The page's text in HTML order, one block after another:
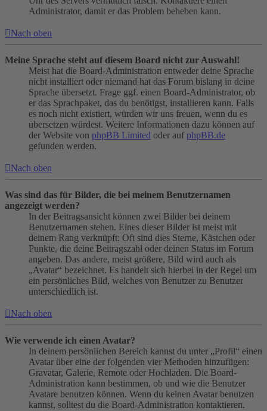
Administrator, damit er das Problem beheben kann.
Nach oben
Meine Sprache steht auf diesem Board nicht zur Auswahl!
Meist hat die Board-Administration entweder deine Sprache
nicht installiert oder niemand hat das Forum bislang in deine
Sprache übersetzt. Frage ggf. einen Board-Administrator, ob
er das Sprachpaket, das du benötigst, installieren kann. Falls
es noch nicht existiert, würden wir uns freuen, wenn du es
übersetzen würdest. Weitere Informationen dazu können auf
der Website von phpBB Limited oder auf phpBB.de
gefunden werden.
Nach oben
Was sind das für Bilder, die bei meinem Benutzernamen
angezeigt werden?
In der Beitragsansicht können zwei Bilder bei deinem
Benutzernamen stehen. Eines dieser Bilder ist meist mit
deinem Rang verknüpft: Oft sind dies Sterne, Kästchen oder
Punkte, die deine Beitragszahl oder deinen Status im Forum
angeben. Das andere, meist größere, Bild wird auch als
„Avatar“ bezeichnet. Es handelt sich hierbei in der Regel um
ein persönliches Bild, welches von Benutzer zu Benutzer
unterschiedlich ist.
Nach oben
Wie verwende ich einen Avatar?
In deinem persönlichen Bereich kannst du unter „Profil“ einen
Avatar über eine der folgenden vier Methoden hinzufügen:
Gravatar, Galerie, Remote oder Hochladen. Die Board-
Administration kann bestimmen, ob und wie die Benutzer
Avatare benutzen können. Wenn du keinen Avatar benutzen
kannst, solltest du die Board-Administration kontaktieren.